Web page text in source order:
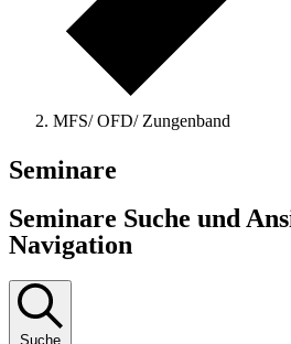
MFS/ OFD/ Zungenband
Seminare
Seminare Suche und
Navigation
Suche